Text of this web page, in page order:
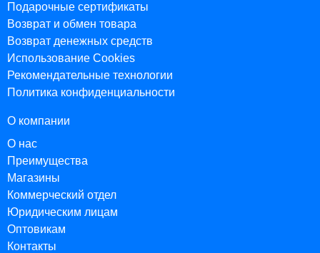
Подарочные сертификаты
Возврат и обмен товара
Возврат денежных средств
Использование Cookies
Рекомендательные технологии
Политика конфиденциальности
О компании
О нас
Преимущества
Магазины
Коммерческий отдел
Юридическим лицам
Оптовикам
Контакты